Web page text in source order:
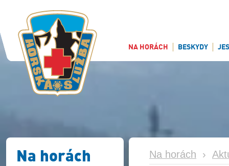
NA HORÁCH BESKYDY
Na horách Na horách ›